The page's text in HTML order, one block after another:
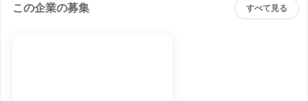
この企業の募集 すべて見る